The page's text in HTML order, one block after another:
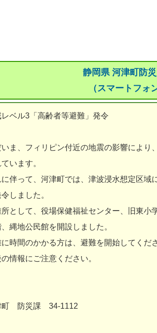
静岡県 河津町防
（スマートフォ
ベル3「高齢者等避難」発令
いま、フィリピン付近の地震の影響により
います。
に伴って、河津町では、津波浸水想定区域
しました。
として、役場保健福祉センター、旧東小
、縄地公民館を開設しました。
時間のかかる方は、避難を開始してくだ
情報にご注意ください。
町 防災課 34‐1112